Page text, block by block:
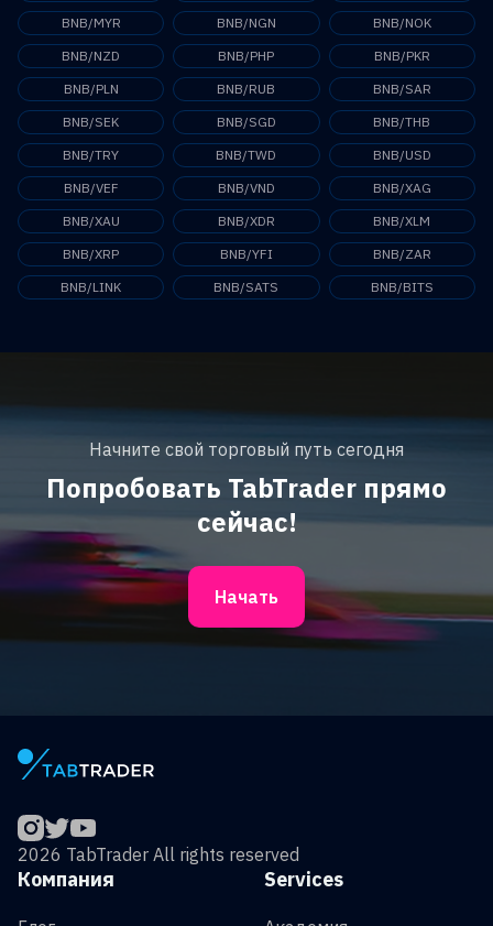
BNB/MYR
BNB/NGN
BNB/NOK
BNB/NZD
BNB/PHP
BNB/PKR
BNB/PLN
BNB/RUB
BNB/SAR
BNB/SEK
BNB/SGD
BNB/THB
BNB/TRY
BNB/TWD
BNB/USD
BNB/VEF
BNB/VND
BNB/XAG
BNB/XAU
BNB/XDR
BNB/XLM
BNB/XRP
BNB/YFI
BNB/ZAR
BNB/LINK
BNB/SATS BNB/BITS
Начните свой торговый путь сегодня
Попробовать TabTrader прямо
сейчас!
Начать
2026 TabTrader All rights reserved
Services
Компания